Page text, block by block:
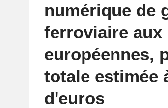
numérique de
ferroviaire aux
européennes,
totale estimée
d'euros